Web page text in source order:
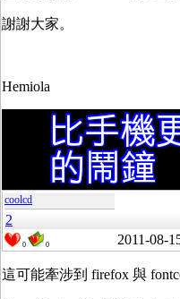
謝謝大家。
Hemiola
coolcd
2
0 0 2011-08-
這可能牽涉到 firefox 與